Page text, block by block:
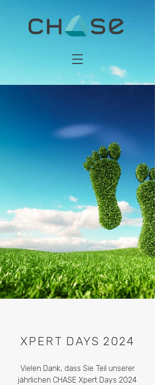
XPERT DAYS 2024
Vielen Dank, dass Sie Teil unserer
jährlichen CHASE Xpert Days 2024